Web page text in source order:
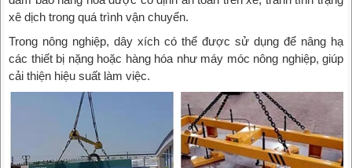
xê dịch trong quá trình vận chuyển.
Trong nông nghiệp, dây xích có thể được sử dụng để nâng hạ
các thiết bị nặng hoặc hàng hóa như máy móc nông nghiệp, giúp
cải thiện hiệu suất làm việc.